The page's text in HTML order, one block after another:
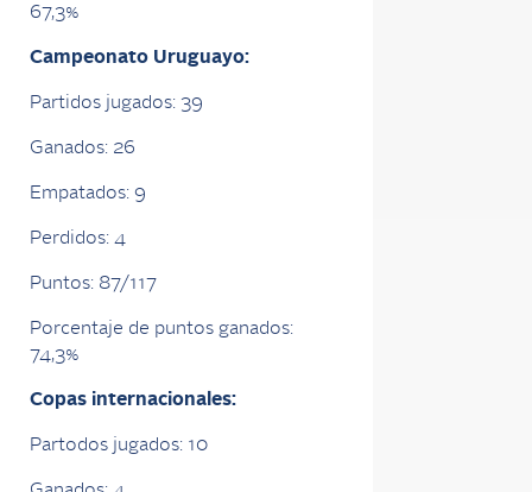
67,3%
Campeonato Uruguayo:
Partidos jugados: 39
Ganados: 26
Empatados: 9
Perdidos: 4
Puntos: 87/117
Porcentaje de puntos ganados:
74,3%
Copas internacionales:
Partodos jugados: 10